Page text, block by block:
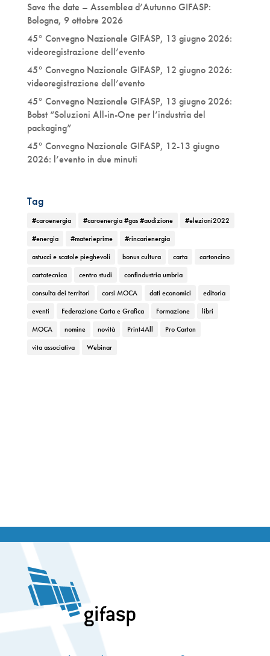
Save the date – Assemblea d’Autunno GIFASP:
Bologna, 9 ottobre 2026
45° Convegno Nazionale GIFASP, 13 giugno 2026:
videoregistrazione dell’evento
45° Convegno Nazionale GIFASP, 12 giugno 2026:
videoregistrazione dell’evento
45° Convegno Nazionale GIFASP, 13 giugno 2026:
Bobst “Soluzioni All-in-One per l’industria del
packaging”
45° Convegno Nazionale GIFASP, 12-13 giugno
2026: l’evento in due minuti
Tag
#caroenergia #caroenergia #gas #audizione
#elezioni2022
#energia
#materieprime
#rincarienergia
astucci e scatole pieghevoli
bonus cultura carta
cartoncino
cartotecnica
centro studi
confindustria umbria
consulta dei territori
corsi MOCA dati economici
editoria
eventi
Federazione Carta e Grafica Formazione
libri
MOCA
nomine novità Print4All
Pro Carton
vita associativa
Webinar